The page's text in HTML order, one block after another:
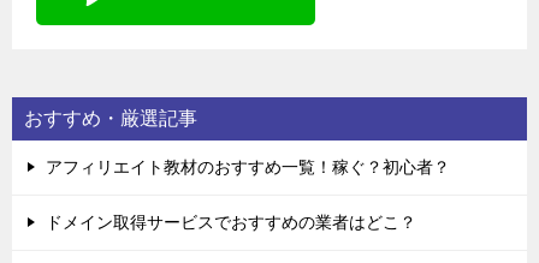
おすすめ・厳選記事
アフィリエイト教材のおすすめ一覧！稼ぐ？初心者？
ドメイン取得サービスでおすすめの業者はどこ？